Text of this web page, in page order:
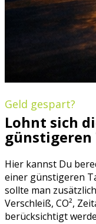
Geld gespart?
Lohnt sich
Hier kannst Du
einer günstigeren
sollte man
Verschleiß, CO²,
berücksichtigt